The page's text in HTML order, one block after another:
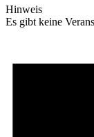
Hinweis
Es gibt keine